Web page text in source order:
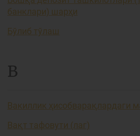
банклари) шарҳи
Бўлиб тўлаш
В
Вакиллик ҳисобварақлардаги
Вақт тафовути (лаг)